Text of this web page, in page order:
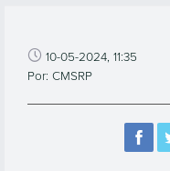
10-05-2024, 11:35
Por: CMSRP